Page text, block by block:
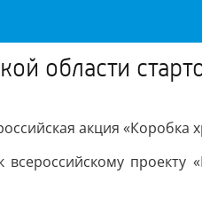
области
акция «Коробка
проекту